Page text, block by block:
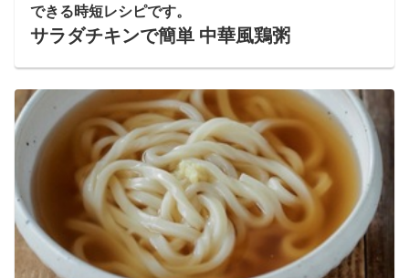
できる時短レシピです。
サラダチキンで簡単 中華風鶏粥